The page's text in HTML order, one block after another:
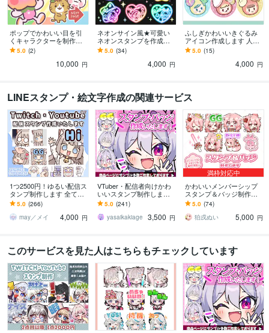
ポップでかわいい目を引
くキャラクターを制作し
ます 【商用利用可能】Vtu
berさんの相棒にも！
5.0 (2)
10,000 円
ネオンサイン風★可愛い
ネオンスタンプを作成し
ます 商用可！Vtuber•配信
者さんのグッズやSNS運
5.0 (34)
4,000 円
ふしぎかわいいきぐるみ
アイコン作成します 人と
被らない、個性的で覚え
てもらえるアイコンです♪
5.0 (15)
4,000 円
LINEスタンプ・絵文字作成の関連サービス
1つ2500円！ゆるい配信ス
タンプ制作します 全て商
用利用料・二次利用料込
み！
5.0 (266)
may／メイ
4,000 円
VTuber・配信者向けかわ
いいスタンプ制作します
配信をもっとかわいく盛
り上げたいVTuber・配信
者さまへ！
5.0 (241)
yasaikakiage
3,500 円
満枠対応中
かわいいメンバーシップ
スタンプ＆バッジ制作致
します YouTube・Twitch
以外の用途でもご利用可
能！
5.0 (74)
狛戌ぬい
5,000 円
このサービスを見た人はこちらもチェックしています